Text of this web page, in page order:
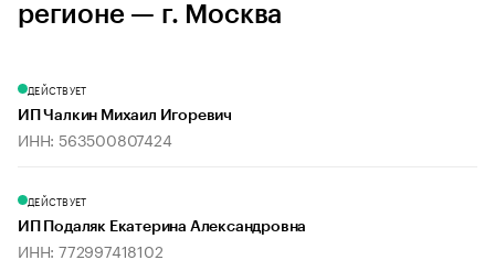
регионе — г. Москва
ДЕЙСТВУЕТ
ИП Чалкин Михаил Игоревич
ИНН: 563500807424
ДЕЙСТВУЕТ
ИП Подаляк Екатерина Александровна
ИНН: 772997418102